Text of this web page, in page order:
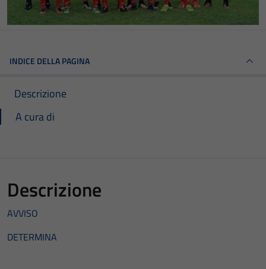
INDICE DELLA PAGINA
Descrizione
A cura di
Descrizione
AVVISO
DETERMINA